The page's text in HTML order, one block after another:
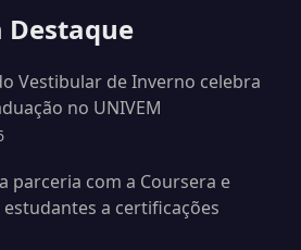
Destaque
Vestibular de Inverno celebra
no UNIVEM
parceria com a Coursera e
a certificações